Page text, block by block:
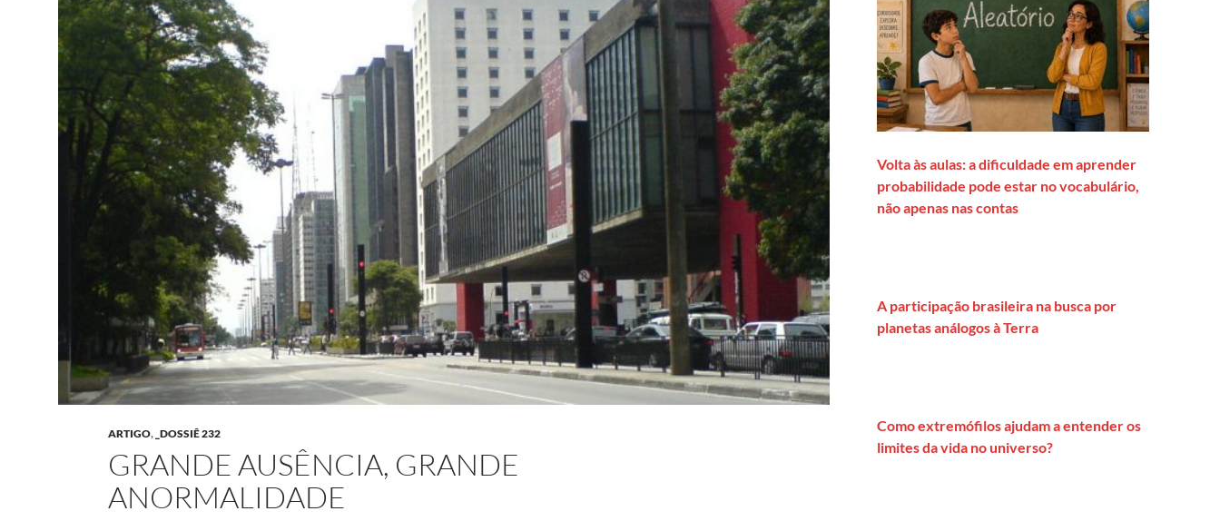
ARTIGO, _DOSSIÊ 232
GRANDE AUSÊNCIA, GRANDE
ANORMALIDADE
Volta às aulas: a dificuldade em aprender
probabilidade pode estar no vocabulário,
não apenas nas contas
A participação brasileira na busca por
planetas análogos à Terra
Como extremófilos ajudam a entender os
limites da vida no universo?